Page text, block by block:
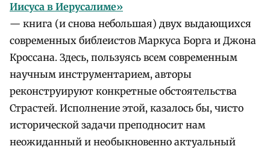
Иисуса в Иерусалиме»
— книга (и снова небольшая) двух выдающихся
современных библеистов Маркуса Борга и Джона
Кроссана. Здесь, пользуясь всем современным
научным инструментарием, авторы
реконструируют конкретные обстоятельства
Страстей. Исполнение этой, казалось бы, чисто
исторической задачи преподносит нам
неожиданный и необыкновенно актуальный